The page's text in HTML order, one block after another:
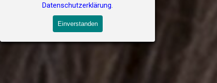
Datenschutzerklärung.
Einverstanden